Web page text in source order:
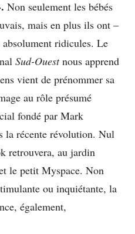
Non seulement les bébés
mais en plus ils ont –
ridicules. Le
Sud-Ouestnous apprend
vient de prénommer sa
au rôle présumé
fondé par Mark
la récente révolution. Nul
retrouvera, au jardin
le petit Myspace. Non
ou inquiétante, la
également,